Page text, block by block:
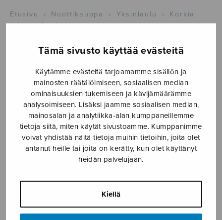
Tämä sivusto käyttää evästeitä
Käytämme evästeitä tarjoamamme sisällön ja
mainosten räätälöimiseen, sosiaalisen median
ominaisuuksien tukemiseen ja kävijämäärämme
analysoimiseen. Lisäksi jaamme sosiaalisen median,
mainosalan ja analytiikka-alan kumppaneillemme
tietoja siitä, miten käytät sivustoamme. Kumppanimme
voivat yhdistää näitä tietoja muihin tietoihin, joita olet
antanut heille tai joita on kerätty, kun olet käyttänyt
heidän palvelujaan.
Kiellä
Etusivu › Nuottikauppa › Yksinlaulu ›
Korkia
taivaan kuningas
Korkia taivaan
trad./Suomi
5,16€